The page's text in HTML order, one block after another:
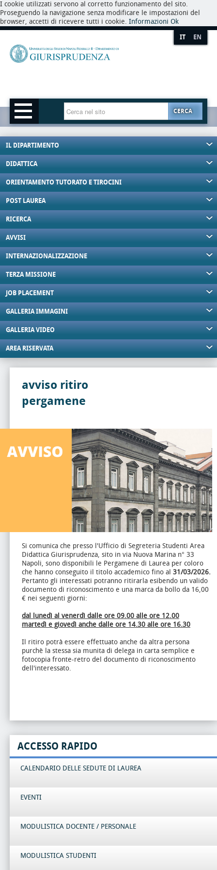
I cookie utilizzati servono al corretto funzionamento del sito.
Proseguendo la navigazione senza modificare le impostazioni del
browser, accetti di ricevere tutti i cookie. Informazioni Ok
IT EN
CERCA
IL DIPARTIMENTO
DIDATTICA
ORIENTAMENTO TUTORATO E TIROCINI
POST LAUREA
RICERCA
AVVISI
INTERNAZIONALIZZAZIONE
TERZA MISSIONE
JOB PLACEMENT
GALLERIA IMMAGINI
GALLERIA VIDEO
AREA RISERVATA
avviso ritiro
pergamene
Si comunica che presso l'Ufficio di Segreteria Studenti Area
Didattica Giurisprudenza, sito in via Nuova Marina n° 33
Napoli, sono disponibili le Pergamene di Laurea per coloro
che hanno conseguito il titolo accademico fino al 31/03/2026.
Pertanto gli interessati potranno ritirarla esibendo un valido
documento di riconoscimento e una marca da bollo da 16,00
€ nei seguenti giorni:
dal lunedì al venerdì dalle ore 09.00 alle ore 12.00
martedì e giovedì anche dalle ore 14.30 alle ore 16.30
Il ritiro potrà essere effettuato anche da altra persona
purchè la stessa sia munita di delega in carta semplice e
fotocopia fronte-retro del documento di riconoscimento
dell'interessato.
ACCESSO RAPIDO
CALENDARIO DELLE SEDUTE DI LAUREA
EVENTI
MODULISTICA DOCENTE / PERSONALE
MODULISTICA STUDENTI